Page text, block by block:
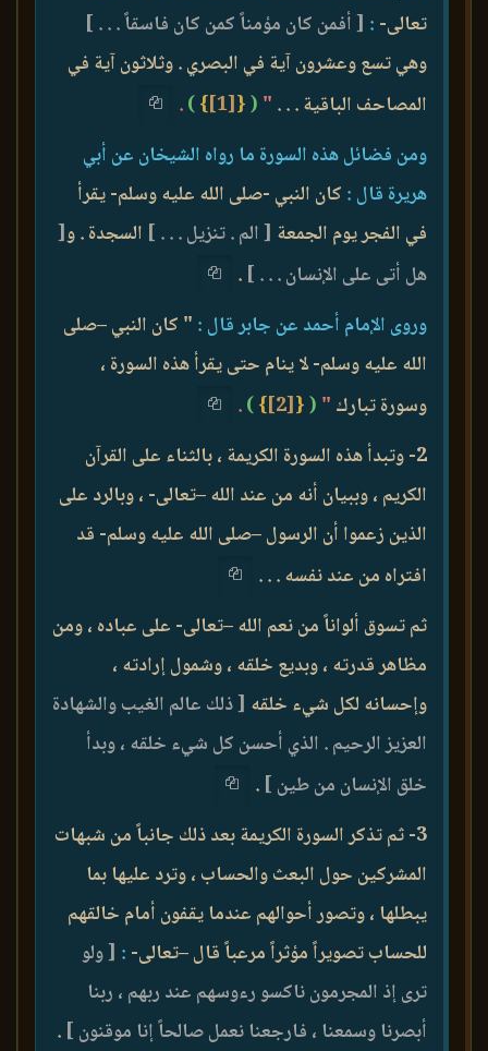
تعالى- : [ أفمن كان مؤمناً كمن كان فاسقاً . . . ]
وهي تسع وعشرون آية في البصري . وثلاثون آية في
المصاحف الباقية . . . "
(
{
[1]
}
)
.
ومن فضائل هذه السورة ما رواه الشيخان عن أبي
هريرة قال : كان النبي -صلى الله عليه وسلم- يقرأ
في الفجر يوم الجمعة [ الم . تنزيل . . . ] السجدة . و[
هل أتى على الإنسان . . . ] .
وروى الإمام أحمد عن جابر قال : " كان النبي –صلى
الله عليه وسلم- لا ينام حتى يقرأ هذه السورة ،
وسورة تبارك "
(
{
[2]
}
)
.
2- وتبدأ هذه السورة الكريمة ، بالثناء على القرآن
الكريم ، وببيان أنه من عند الله –تعالى- ، وبالرد على
الذين زعموا أن الرسول –صلى الله عليه وسلم- قد
افتراه من عند نفسه . . .
ثم تسوق ألواناً من نعم الله –تعالى- على عباده ، ومن
مظاهر قدرته ، وبديع خلقه ، وشمول إرادته ،
وإحسانه لكل شيء خلقه [ ذلك عالم الغيب والشهادة
العزيز الرحيم . الذي أحسن كل شيء خلقه ، وبدأ
خلق الإنسان من طين ] .
3- ثم تذكر السورة الكريمة بعد ذلك جانباً من شبهات
المشركين حول البعث والحساب ، وترد عليها بما
يبطلها ، وتصور أحوالهم عندما يقفون أمام خالقهم
للحساب تصويراً مؤثراً مرعباً قال –تعالى- : [ ولو
ترى إذ المجرمون ناكسو رءوسهم عند ربهم ، ربنا
أبصرنا وسمعنا ، فارجعنا نعمل صالحاً إنا موقنون ] .